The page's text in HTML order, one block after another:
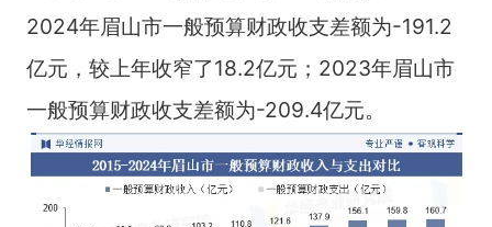
2024年眉山市一般预算财政收支差额为-191.2
亿元，较上年收窄了18.2亿元；2023年眉山市
一般预算财政收支差额为-209.4亿元。